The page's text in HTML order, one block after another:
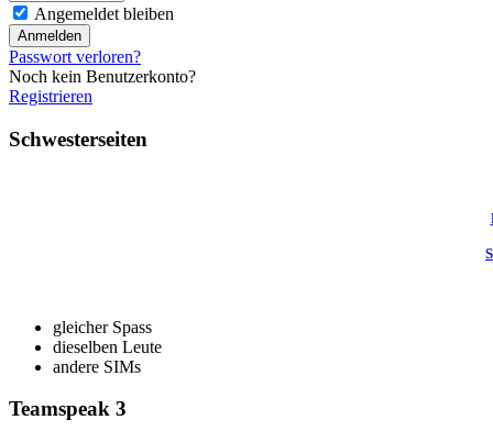
Angemeldet bleiben
Passwort verloren?
Noch kein Benutzerkonto?
Registrieren
Schwesterseiten
gleicher Spass
dieselben Leute
andere SIMs
Teamspeak 3